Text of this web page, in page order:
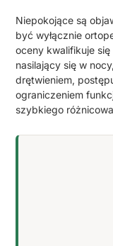
Niepokojące są
być wyłącznie
oceny kwalifikuje
nasilający się w
drętwieniem,
ograniczeniem
szybkiego